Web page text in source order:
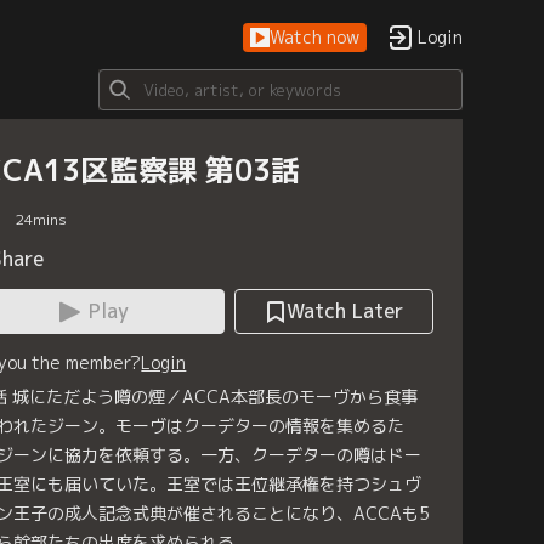
Watch now Login
区監察課 第03話
24mins
Play
Watch Later
the member?Login
城にただよう噂の煙／ACCA本部長のモーヴから食事
れたジーン。モーヴはクーデターの情報を集めるた
ーンに協力を依頼する。一方、クーデターの噂はドー
室にも届いていた。王室では王位継承権を持つシュヴ
王子の成人記念式典が催されることになり、ACCAも5